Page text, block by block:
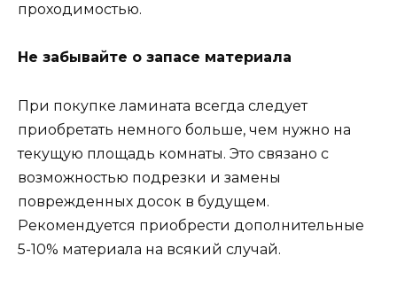
проходимостью.
Не забывайте о запасе материала
При покупке ламината всегда следует
приобретать немного больше, чем нужно на
текущую площадь комнаты. Это связано с
возможностью подрезки и замены
поврежденных досок в будущем.
Рекомендуется приобрести дополнительные
5-10% материала на всякий случай.